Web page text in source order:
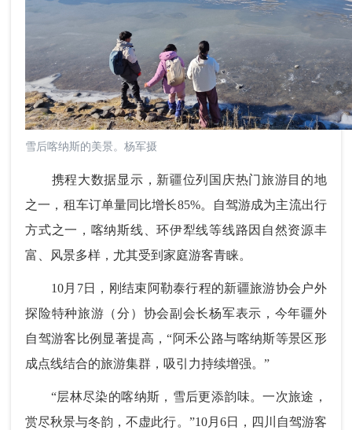
雪后喀纳斯的美景。杨军摄
携程大数据显示，新疆位列国庆热门旅游目的地
之一，租车订单量同比增长85%。自驾游成为主流出行
方式之一，喀纳斯线、环伊犁线等线路因自然资源丰
富、风景多样，尤其受到家庭游客青睐。
10月7日，刚结束阿勒泰行程的新疆旅游协会户外
探险特种旅游（分）协会副会长杨军表示，今年疆外
自驾游客比例显著提高，“阿禾公路与喀纳斯等景区形
成点线结合的旅游集群，吸引力持续增强。”
“层林尽染的喀纳斯，雪后更添韵味。一次旅途，
赏尽秋景与冬韵，不虚此行。”10月6日，四川自驾游客